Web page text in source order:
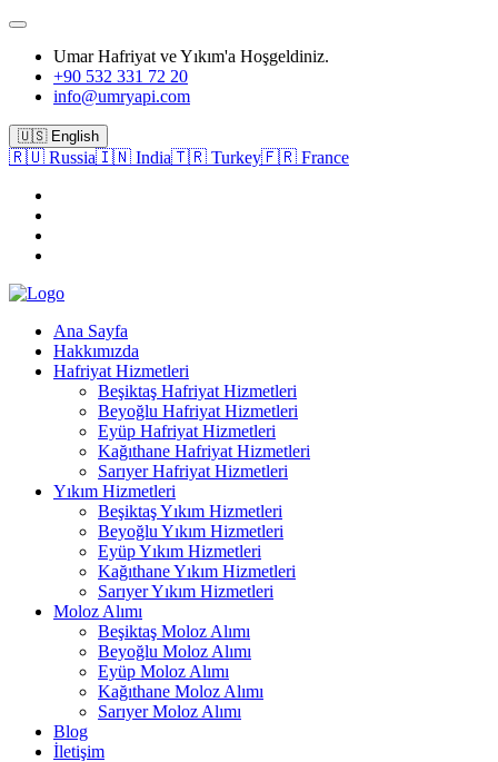
Umar Hafriyat ve Yıkım'a Hoşgeldiniz.
+90 532 331 72 20
info@umryapi.com
🇺🇸 English
🇷🇺 Russia🇮🇳 India🇹🇷 Turkey🇫🇷 France
Ana Sayfa
Hakkımızda
Hafriyat Hizmetleri
Beşiktaş Hafriyat Hizmetleri
Beyoğlu Hafriyat Hizmetleri
Eyüp Hafriyat Hizmetleri
Kağıthane Hafriyat Hizmetleri
Sarıyer Hafriyat Hizmetleri
Yıkım Hizmetleri
Beşiktaş Yıkım Hizmetleri
Beyoğlu Yıkım Hizmetleri
Eyüp Yıkım Hizmetleri
Kağıthane Yıkım Hizmetleri
Sarıyer Yıkım Hizmetleri
Moloz Alımı
Beşiktaş Moloz Alımı
Beyoğlu Moloz Alımı
Eyüp Moloz Alımı
Kağıthane Moloz Alımı
Sarıyer Moloz Alımı
Blog
İletişim